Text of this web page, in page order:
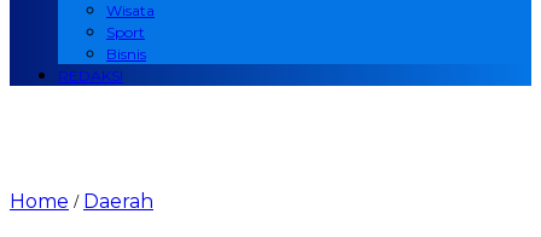
Wisata
Sport
Bisnis
REDAKSI
Home / Daerah